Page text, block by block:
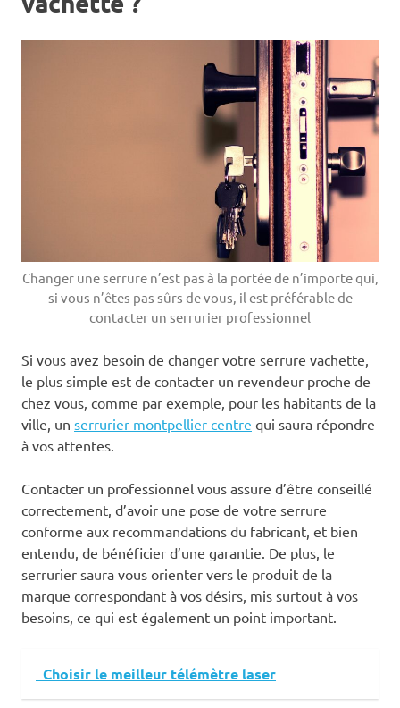
Changer une serrure n’est pas à la portée de n’importe qui,
si vous n’êtes pas sûrs de vous, il est préférable de
contacter un serrurier professionnel
Si vous avez besoin de changer votre serrure vachette,
le plus simple est de contacter un revendeur proche de
chez vous, comme par exemple, pour les habitants de la
ville, un serrurier montpellier centre qui saura répondre
à vos attentes.
Contacter un professionnel vous assure d’être conseillé
correctement, d’avoir une pose de votre serrure
conforme aux recommandations du fabricant, et bien
entendu, de bénéficier d’une garantie. De plus, le
serrurier saura vous orienter vers le produit de la
marque correspondant à vos désirs, mis surtout à vos
besoins, ce qui est également un point important.
Choisir le meilleur télémètre laser